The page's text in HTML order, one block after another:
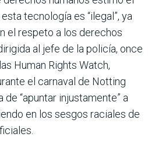
tecnología es “ilegal”, ya
el respeto a los derechos
al jefe de la policía, once
Human Rights Watch,
el carnaval de Notting
“apuntar injustamente” a
en los sesgos raciales de